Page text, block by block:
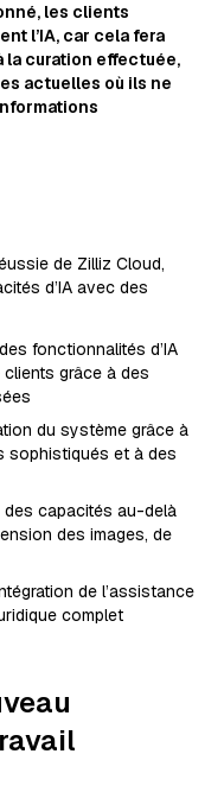
les clients
l’IA, car cela fera
la curation effectuée,
actuelles où ils ne
de Zilliz Cloud,
d’IA avec des
fonctionnalités d’IA
clients grâce à des
du système grâce à
sophistiqués et à des
des capacités au-delà
des images, de
de l’assistance
complet